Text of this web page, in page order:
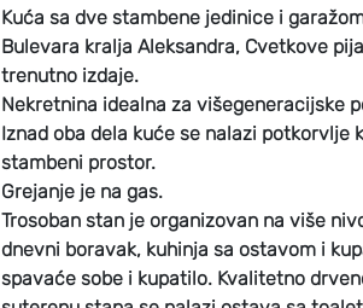
Kuća sa dve stambene jedinice i
Bulevara kralja Aleksandra, Cvetkove
trenutno izdaje.
Nekretnina idealna za višegeneracijske
Iznad oba dela kuće se nalazi potkorvlje
stambeni prostor.
Grejanje je na gas.
Trosoban stan je organizovan na više
dnevni boravak, kuhinja sa ostavom i
spavaće sobe i kupatilo. Kvalitetno